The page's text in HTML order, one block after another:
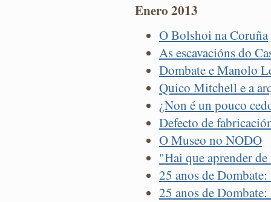
Enero 2013
O Bolshoi na Coruña
As escavacións do
Dombate e Manolo
Quico Mitchell e a
¿Non é un pouco
Defecto de
O Museo no NODO
"Hai que aprender
25 anos de
25 anos de